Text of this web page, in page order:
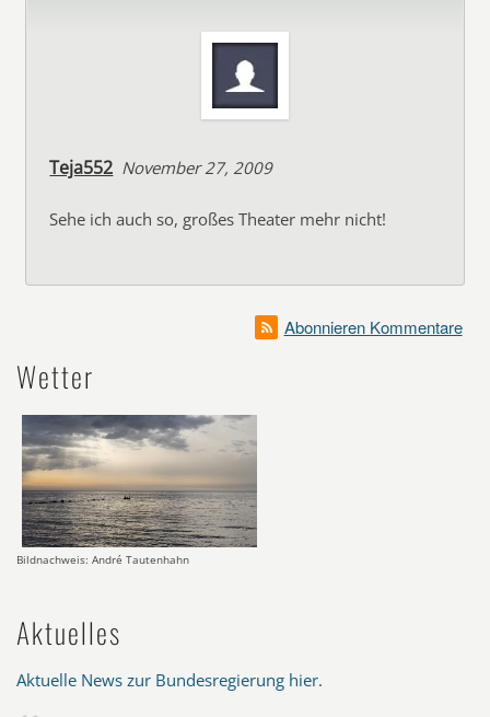
Teja552 November 27, 2009
Sehe ich auch so, großes Theater mehr nicht!
Abonnieren Kommentare
Wetter
Bildnachweis: André Tautenhahn
Aktuelles
Aktuelle News zur Bundesregierung hier.